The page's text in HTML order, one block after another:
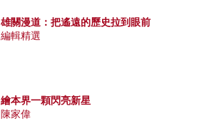
雄關漫道：把遙遠的歷史拉到眼前
編輯精選
繪本界一顆閃亮新星
陳家偉